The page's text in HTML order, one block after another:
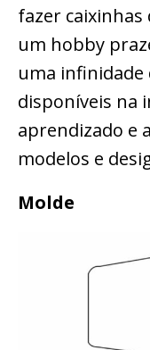
fazer
um hobby
uma
disponíveis na
aprendizado e
modelos e
Molde